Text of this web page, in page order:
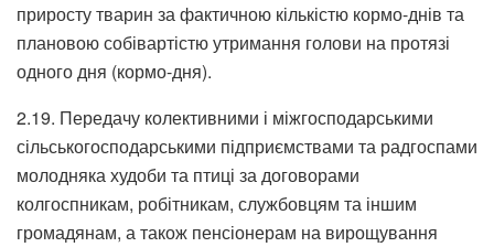
приросту тварин за фактичною кількістю кормо-днів та
плановою собівартістю утримання голови на протязі
одного дня (кормо-дня).
2.19. Передачу колективними і міжгосподарськими
сільськогосподарськими підприємствами та радгоспами
молодняка худоби та птиці за договорами
колгоспникам, робітникам, службовцям та іншим
громадянам, а також пенсіонерам на вирощування